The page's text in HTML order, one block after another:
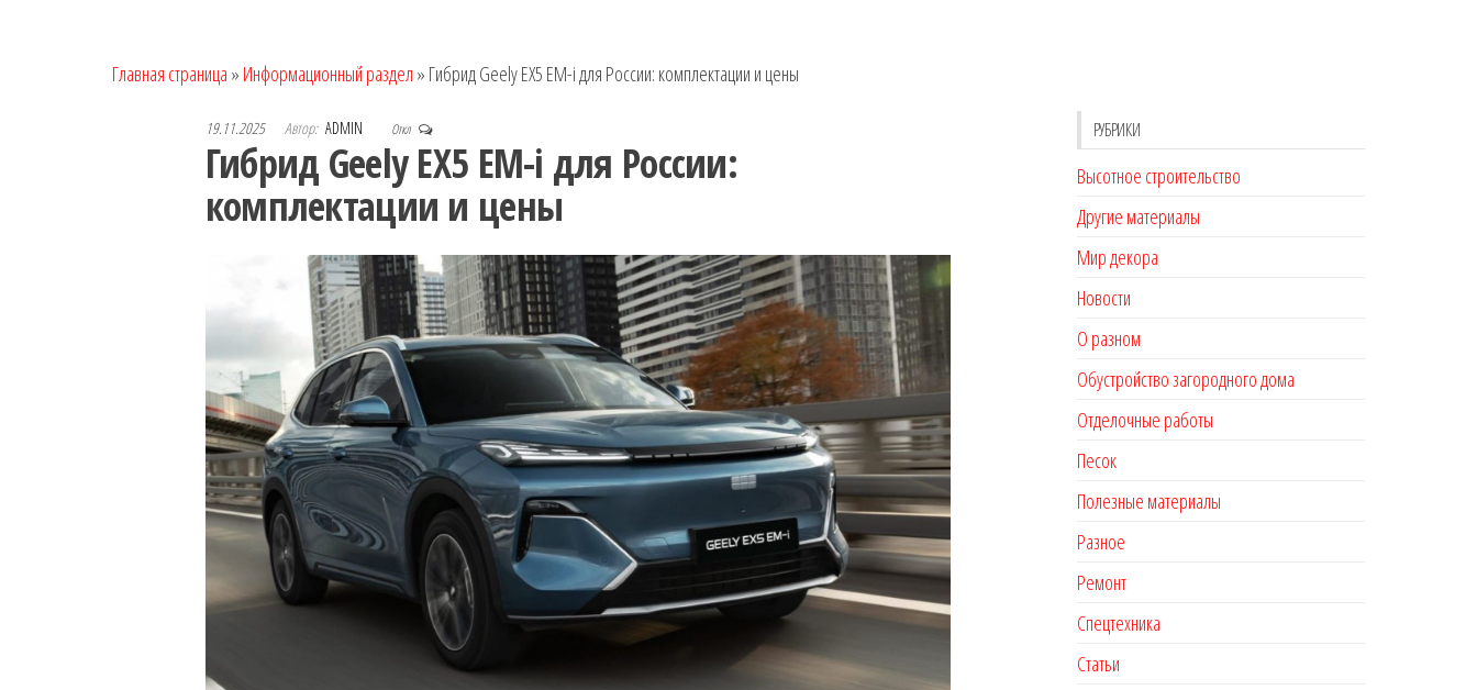
Главная страница » Информационный раздел » Гибрид Geely EX5 EM-i для России: комплектации и цены
19.11.2025 Автор: ADMIN Откл
Гибрид Geely EX5 EM-i для России:
комплектации и цены
РУБРИКИ
Высотное строительство
Другие материалы
Мир декора
Новости
О разном
Обустройство загородного дома
Отделочные работы
Песок
Полезные материалы
Разное
Ремонт
Спецтехника
Статьи